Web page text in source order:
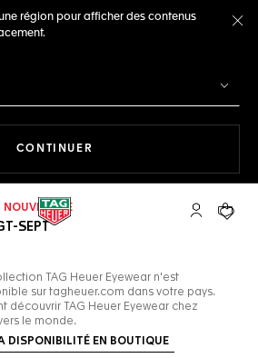
région pour afficher des contenus
CONTINUER
recherche Compte My
Votre
NOUVEAUTÉ
SEPT
TAG Heuer Eyewear n'est
sur tagheuer.com dans votre pays.
découvrir TAG Heuer Eyewear chez
le monde.
DISPONIBILITÉ EN BOUTIQUE